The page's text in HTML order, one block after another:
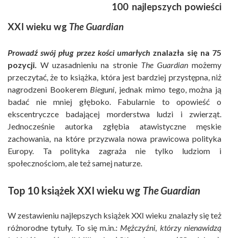
100 najlepszych powieści
XXI wieku wg The Guardian
Prowadź swój pług przez kości umarłych znalazła się na 75
pozycji. W uzasadnieniu na stronie The Guardianmożemy
przeczytać, że to książka, która jest bardziej przystępna, niż
nagrodzeni Bookerem Bieguni , jednak mimo tego, można ją
badać nie mniej głęboko. Fabularnie to opowieść o
ekscentryczce badającej morderstwa ludzi i zwierząt.
Jednocześnie autorka zgłębia atawistyczne męskie
zachowania, na które przyzwala nowa prawicowa polityka
Europy. Ta polityka zagraża nie tylko ludziom i
społecznościom, ale też samej naturze.
Top 10 książek XXI wieku wg The Guardian
W zestawieniu najlepszych książek XXI wieku znalazły się też
różnorodne tytuły. To się m.in.: Mężczyźni, którzy nienawidzą